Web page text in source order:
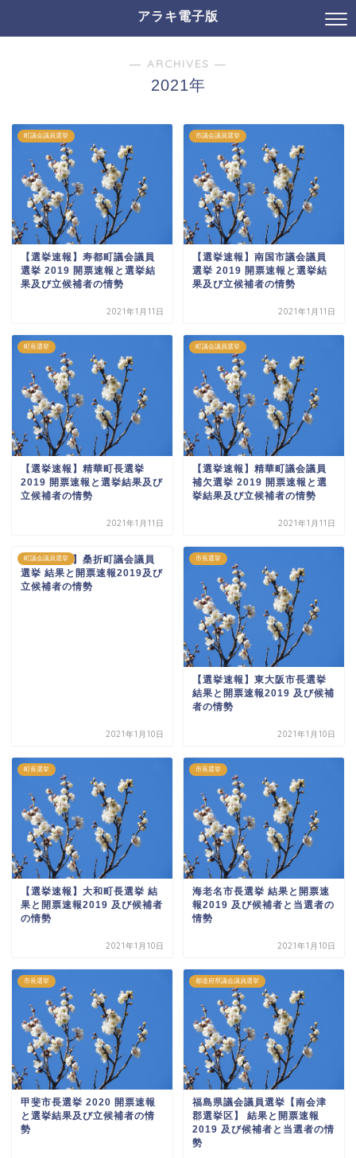
アラキ電子版
― ARCHIVES ―
2021年
町議会議員選挙
【選挙速報】寿都町議会議員
選挙 2019 開票速報と選挙結
果及び立候補者の情勢
2021年1月11日
市議会議員選挙
【選挙速報】南国市議会議員
選挙 2019 開票速報と選挙結
果及び立候補者の情勢
2021年1月11日
町長選挙
【選挙速報】精華町長選挙
2019 開票速報と選挙結果及び
立候補者の情勢
2021年1月11日
町議会議員選挙
【選挙速報】精華町議会議員
補欠選挙 2019 開票速報と選
挙結果及び立候補者の情勢
2021年1月11日
町議会議員選挙
【選挙速報】桑折町議会議員
選挙 結果と開票速報2019及び
立候補者の情勢
2021年1月10日
市長選挙
【選挙速報】東大阪市長選挙
結果と開票速報2019 及び候補
者の情勢
2021年1月10日
町長選挙
【選挙速報】大和町長選挙 結
果と開票速報2019 及び候補者
の情勢
2021年1月10日
市長選挙
海老名市長選挙 結果と開票速
報2019 及び候補者と当選者の
情勢
2021年1月10日
市長選挙
甲斐市長選挙 2020 開票速報
と選挙結果及び立候補者の情
勢
都道府県議会議員選挙
福島県議会議員選挙【南会津
郡選挙区】 結果と開票速報
2019 及び候補者と当選者の情
勢